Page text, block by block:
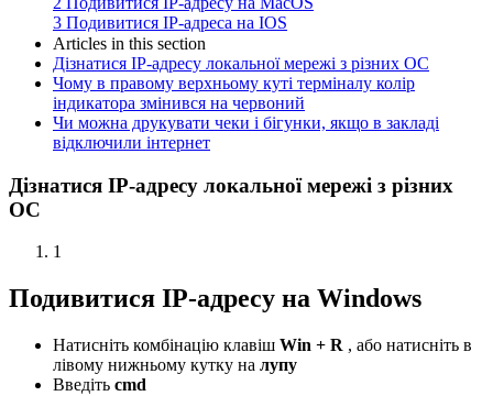
3 Подивитися IP-адреса на IOS
Articles in this section
Дізнатися IP-адресу локальної мережі з різних ОС
Чому в правому верхньому куті терміналу колір
індикатора змінився на червоний
Чи можна друкувати чеки і бігунки, якщо в закладі
відключили інтернет
Дізнатися IP-адресу локальної мережі з різних
ОС
1
Подивитися IP-адресу на Windows
Натисніть комбінацію клавіш Win + R , або натисніть в
лівому нижньому кутку на лупу
Введіть cmd